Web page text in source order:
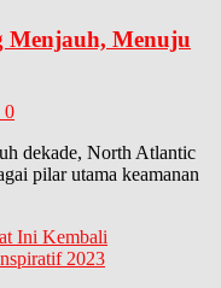
Menjauh, Menuju
0
dekade, North Atlantic
pilar utama keamanan